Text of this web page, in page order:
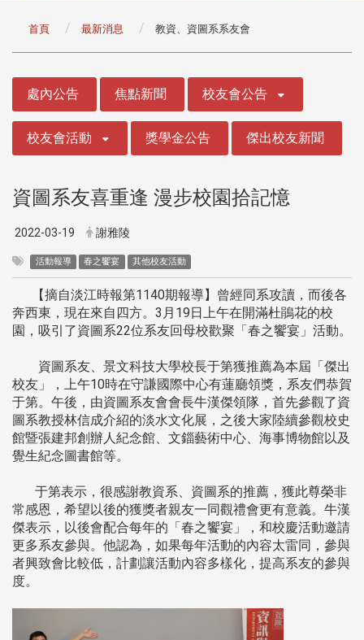
首頁 最新消息 教資、資圖系系友會
處內公告 焦點新聞 校友會公告
校友會活動 獎學金公告 傑出校友新聞
資圖系友喜重逢 漫步校園拾記憶
2022-03-19 謝雅陵
活動報導 春之饗宴 其他校友活動
【摘自淡江時報第1140期報導】曾經同系攻讀，而後各
奔西東，現在來自四方。3月19日上午在開滿杜鵑花的校
園，吸引了資圖系22位系友回母校歡聚「春之饗宴」活動。
資圖系友、景文科技大學校長于第獲推薦為本屆「傑出
校友」，上午10時在守謙國際中心有蓮廳領獎，系友們恭賀
于第。午後，由資圖系友會會長牛漢傑領隊，首先參觀了資
圖系教授林信成介紹的淡水文化展，之後大家陸續參觀校史
館暨張建邦創辦人紀念館、文錙藝術中心、海事博物館以及
覺生紀念圖書館等。
于第表示，很感謝教資系、資圖系的推薦，獲此尊榮非
常感恩，希望以後的獲獎者親友一同觀禮會更有意義。牛漢
傑表示，以後會配合每年的「春之饗宴」，和校慶活動邀請
更多系友參與。他認為，如果每年活動的內容太雷同，參與
者興致會比較低，計劃讓活動內容多樣化，提高系友的參與
度。